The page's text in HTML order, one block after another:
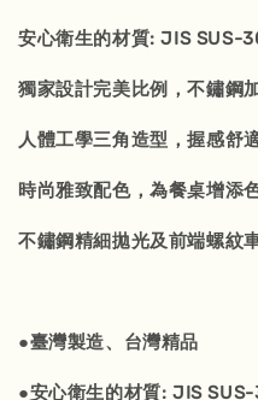
安心衛生的材質: JIS SUS-
獨家設計完美比例，不鏽鋼
人體工學三角造型，握感舒
時尚雅致配色，為餐桌增添
不鏽鋼精細拋光及前端螺紋
●臺灣製造、台灣精品
●安心衛生的材質: JIS